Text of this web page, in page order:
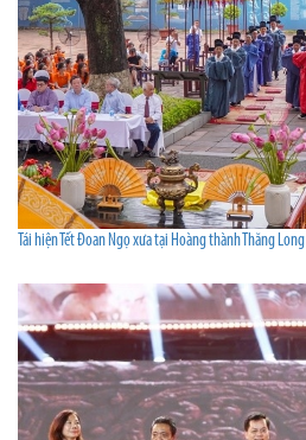
Tái hiện Tết Đoan Ngọ xưa tại Hoàng thành Thăng Long